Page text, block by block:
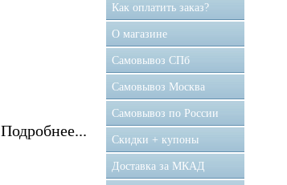
Подробнее...
Как оплатить заказ?
О магазине
Самовывоз CПб
Самовывоз Москва
Самовывоз по России
Скидки + купоны
Доставка за МКАД